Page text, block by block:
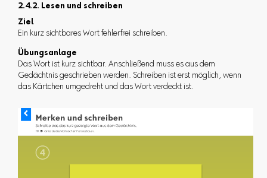
2.4.2. Lesen und schreiben
Ziel
Ein kurz sichtbares Wort fehlerfrei schreiben.
Übungsanlage
Das Wort ist kurz sichtbar. Anschließend muss es aus dem
Gedächtnis geschrieben werden. Schreiben ist erst möglich, wenn
das Kärtchen umgedreht und das Wort verdeckt ist.